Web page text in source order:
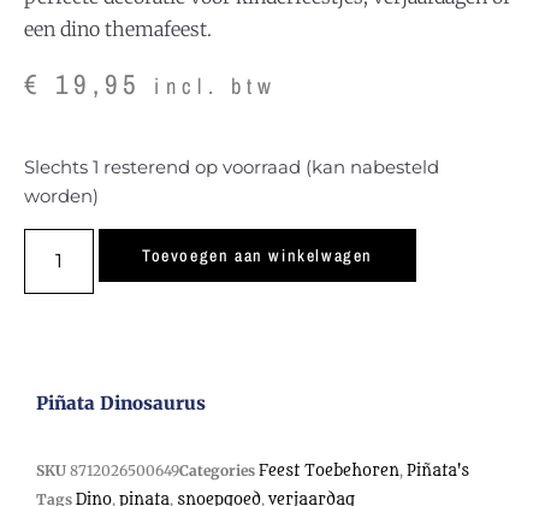
een dino themafeest.
€ 19,95 incl. btw
Slechts 1 resterend op voorraad (kan nabesteld
worden)
Toevoegen aan winkelwagen
Piñata Dinosaurus
SKU 8712026500649Categories Feest Toebehoren, Piñata's
Tags Dino, pinata, snoepgoed, verjaardag